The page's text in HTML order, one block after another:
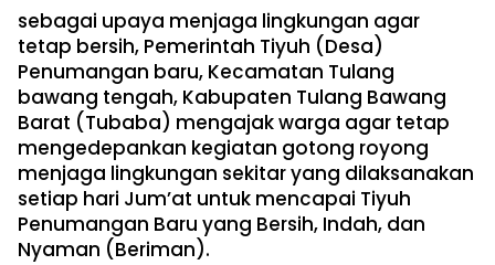
sebagai upaya menjaga lingkungan agar
tetap bersih, Pemerintah Tiyuh (Desa)
Penumangan baru, Kecamatan Tulang
bawang tengah, Kabupaten Tulang Bawang
Barat (Tubaba) mengajak warga agar tetap
mengedepankan kegiatan gotong royong
menjaga lingkungan sekitar yang dilaksanakan
setiap hari Jum’at untuk mencapai Tiyuh
Penumangan Baru yang Bersih, Indah, dan
Nyaman (Beriman).